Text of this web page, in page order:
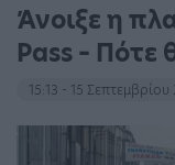
Άνοιξε η
Pass – Πότε
15:13 - 15 Σεπτεμβρίου